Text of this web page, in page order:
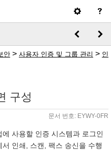
안 > 사용자 인증 및 그룹 관리 > 인
구성
문서 번호: EYWY-0FR
사용할 인증 시스템과 로그인
인쇄, 스캔, 팩스 송신을 수행